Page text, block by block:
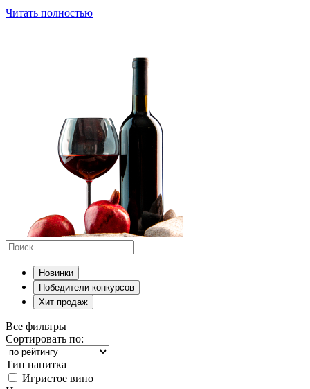
Читать полностью
Новинки
Победители конкурсов
Хит продаж
Все фильтры
Сортировать по:
Тип напитка
Игристое вино